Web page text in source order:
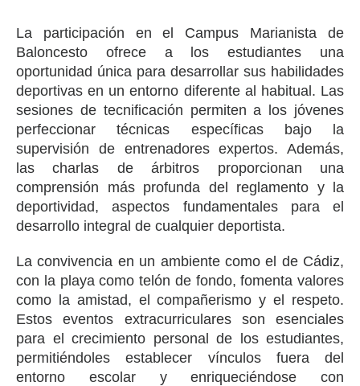
La participación en el Campus Marianista de
Baloncesto ofrece a los estudiantes una
oportunidad única para desarrollar sus habilidades
deportivas en un entorno diferente al habitual. Las
sesiones de tecnificación permiten a los jóvenes
perfeccionar técnicas específicas bajo la
supervisión de entrenadores expertos. Además,
las charlas de árbitros proporcionan una
comprensión más profunda del reglamento y la
deportividad, aspectos fundamentales para el
desarrollo integral de cualquier deportista.
La convivencia en un ambiente como el de Cádiz,
con la playa como telón de fondo, fomenta valores
como la amistad, el compañerismo y el respeto.
Estos eventos extracurriculares son esenciales
para el crecimiento personal de los estudiantes,
permitiéndoles establecer vínculos fuera del
entorno escolar y enriqueciéndose con